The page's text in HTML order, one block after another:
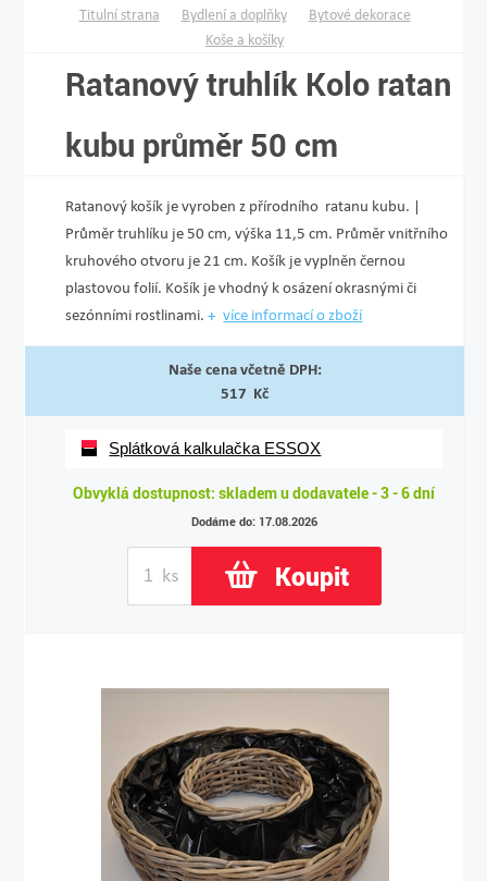
Titulní strana Bydlení a doplňky
Bytové dekorace
Koše a košíky
Ratanový truhlík Kolo ratan
kubu průměr 50 cm
Ratanový košík je vyroben z přírodního ratanu kubu. |
Průměr truhlíku je 50 cm, výška 11,5 cm. Průměr vnitřního
kruhového otvoru je 21 cm. Košík je vyplněn černou
plastovou folií. Košík je vhodný k osázení okrasnými či
sezónními rostlinami.
více informací o zboží
Naše cena včetně DPH:
517 Kč
Splátková kalkulačka ESSOX
Obvyklá dostupnost: skladem u dodavatele - 3 - 6 dní
Dodáme do: 17.08.2026
Koupit